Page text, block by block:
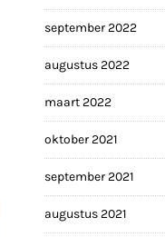
september 2022
augustus 2022
maart 2022
oktober 2021
september 2021
augustus 2021